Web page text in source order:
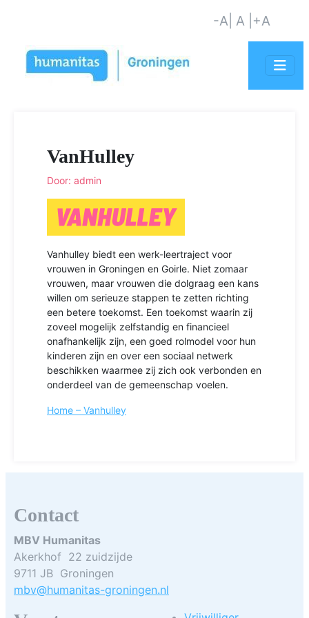
-A | A | +A
VanHulley
Door: admin
Vanhulley biedt een werk-leertraject voor
vrouwen in Groningen en Goirle. Niet zomaar
vrouwen, maar vrouwen die dolgraag een kans
willen om serieuze stappen te zetten richting
een betere toekomst. Een toekomst waarin zij
zoveel mogelijk zelfstandig en financieel
onafhankelijk zijn, een goed rolmodel voor hun
kinderen zijn en over een sociaal netwerk
beschikken waarmee zij zich ook verbonden en
onderdeel van de gemeenschap voelen.
Home – Vanhulley
Contact
MBV Humanitas
Akerkhof 22 zuidzijde
9711 JB Groningen
mbv@humanitas-groningen.nl